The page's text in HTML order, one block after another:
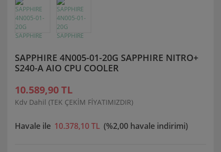
SAPPHIRE 4N005-01-20G SAPPHIRE NITRO+
S240-A AIO CPU COOLER
10.589,90 TL
Kdv Dahil (TEK ÇEKİM FİYATIMIZDIR)
Havale ile 10.378,10 TL (%2,00 havale indirimi)